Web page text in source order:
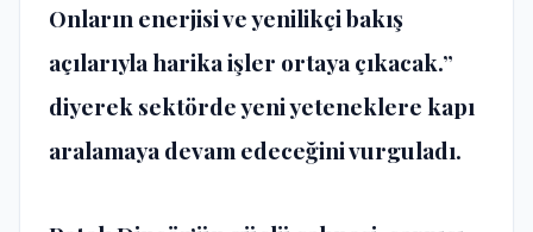
Onların enerjisi ve yenilikçi bakış
açılarıyla harika işler ortaya çıkacak.”
diyerek sektörde yeni yeteneklere kapı
aralamaya devam edeceğini vurguladı.